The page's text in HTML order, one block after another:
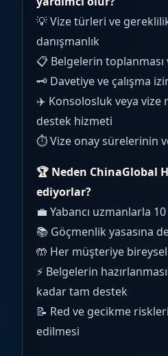
💡 Vize türleri ve
danışmanlık
📋 Belgelerin
🗝️ Davetiye ve çalışma
✈️ Konsolosluk veya vize
destek hizmeti
⏱️ Vize onay sürelerinin
🏆 Neden ChinaGlobal
ediyorlar?
💼 Yabancı uzmanlarla 10
📚 Göçmenlik yasasına
🤲 Her müşteriye bireysel
⚡ Belgelerin
kadar tam destek
📝 Red ve gecikme
edilmesi